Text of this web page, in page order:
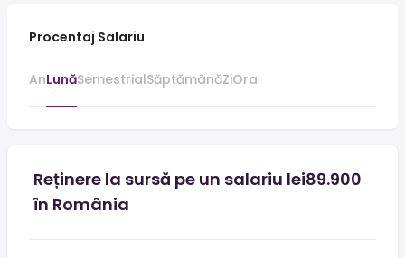
Procentaj Salariu
AnLunăSemestrialSăptămânăZiOra
Reținere la sursă pe un salariu lei89.900
în România